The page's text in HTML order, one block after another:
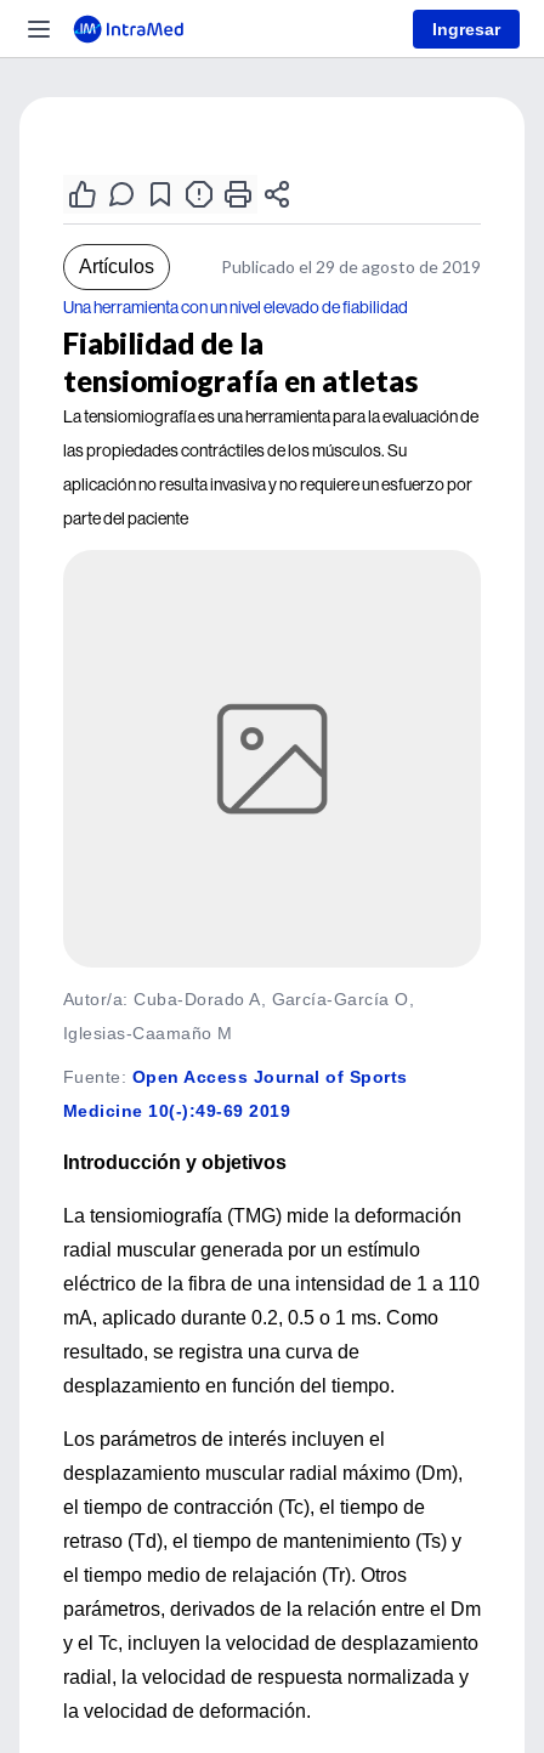
Ingresar
Artículos Publicado el 29 de agosto de 2019
Una herramienta con un nivel elevado de fiabilidad
Fiabilidad de la
tensiomiografía en atletas
La tensiomiografía es una herramienta para la evaluación de
las propiedades contráctiles de los músculos. Su
aplicación no resulta invasiva y no requiere un esfuerzo por
parte del paciente
Autor/a: Cuba-Dorado A, García-García O,
Iglesias-Caamaño M
Fuente: Open Access Journal of Sports
Medicine 10(-):49-69 2019
Introducción y objetivos
La tensiomiografía (TMG) mide la deformación
radial muscular generada por un estímulo
eléctrico de la fibra de una intensidad de 1 a 110
mA, aplicado durante 0.2, 0.5 o 1 ms. Como
resultado, se registra una curva de
desplazamiento en función del tiempo.
Los parámetros de interés incluyen el
desplazamiento muscular radial máximo (Dm),
el tiempo de contracción (Tc), el tiempo de
retraso (Td), el tiempo de mantenimiento (Ts) y
el tiempo medio de relajación (Tr). Otros
parámetros, derivados de la relación entre el Dm
y el Tc, incluyen la velocidad de desplazamiento
radial, la velocidad de respuesta normalizada y
la velocidad de deformación.